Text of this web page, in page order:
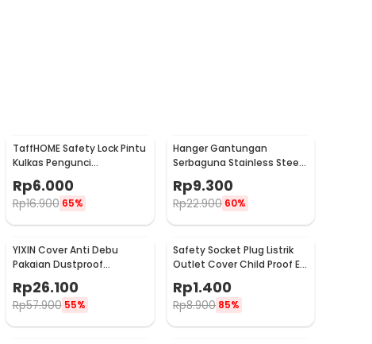
TaffHOME Safety Lock Pintu
Kulkas Pengunci
Tambahan Tempel - S1843
Rp6.000
Rp16.900 65%
Hanger Gantungan
Serbaguna Stainless Steel
10 PCS - M127105
Rp9.300
Rp22.900 60%
YIXIN Cover Anti Debu
Pakaian Dustproof
Organizer 60x30x110cm -
PEVA
Rp26.100
Rp57.900 55%
Safety Socket Plug Listrik
Outlet Cover Child Proof EU
Rp1.400
Rp8.900 85%